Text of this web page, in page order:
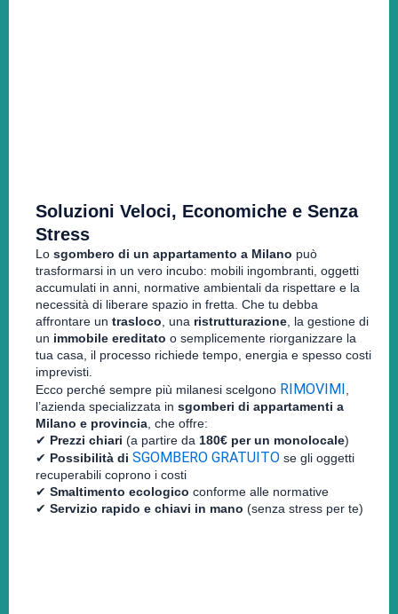
Soluzioni Veloci, Economiche e Senza
Stress
Lo sgombero di un appartamento a Milano può
trasformarsi in un vero incubo: mobili ingombranti, oggetti
accumulati in anni, normative ambientali da rispettare e la
necessità di liberare spazio in fretta. Che tu debba
affrontare un trasloco , una ristrutturazione , la gestione di
un immobile ereditato o semplicemente riorganizzare la
tua casa, il processo richiede tempo, energia e spesso costi
imprevisti.
Ecco perché sempre più milanesi scelgono RIMOVIMI
l’azienda specializzata in sgomberi di appartamenti a
Milano e provincia , che offre:
✔ Prezzi chiari (a partire da 180€ per un monolocale)
✔ Possibilità di SGOMBERO GRATUITO se gli oggetti
recuperabili coprono i costi
✔ Smaltimento ecologico conforme alle normative
✔ Servizio rapido e chiavi in mano (senza stress per te)